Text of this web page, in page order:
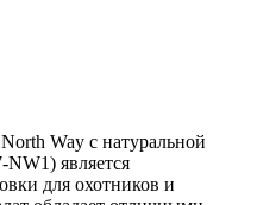
Way с натуральной
является
для охотников и